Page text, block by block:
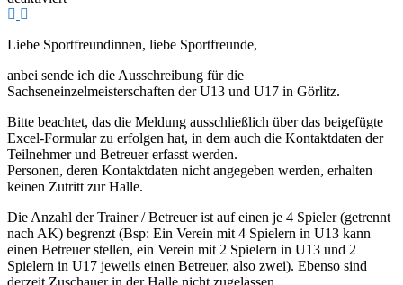
U13
U17
2020
Görlitz
Liebe Sportfreundinnen, liebe Sportfreunde,
anbei sende ich die Ausschreibung für die
Sachseneinzelmeisterschaften der U13 und U17 in Görlitz.
Bitte beachtet, das die Meldung ausschließlich über das beigefügte
Excel-Formular zu erfolgen hat, in dem auch die Kontaktdaten der
Teilnehmer und Betreuer erfasst werden.
Personen, deren Kontaktdaten nicht angegeben werden, erhalten
keinen Zutritt zur Halle.
Die Anzahl der Trainer / Betreuer ist auf einen je 4 Spieler (getrennt
nach AK) begrenzt (Bsp: Ein Verein mit 4 Spielern in U13 kann
einen Betreuer stellen, ein Verein mit 2 Spielern in U13 und 2
Spielern in U17 jeweils einen Betreuer, also zwei). Ebenso sind